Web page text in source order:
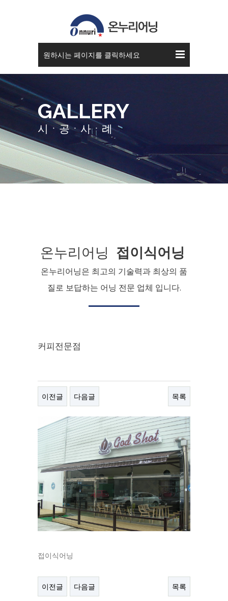
원하시는 페이지를 클릭하세요
GALLERY
시ㆍ공ㆍ사ㆍ례
온누리어닝 접이식어닝
온누리어닝은 최고의 기술력과 최상의 품
질로 보답하는 어닝 전문 업체 입니다.
커피전문점
이전글 다음글 목록
접이식어닝
이전글 다음글 목록